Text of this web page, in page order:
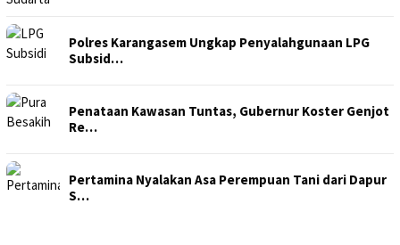
Polres Karangasem Ungkap Penyalahgunaan LPG
Subsid…
Penataan Kawasan Tuntas, Gubernur Koster Genjot
Re…
Pertamina Nyalakan Asa Perempuan Tani dari Dapur
S…